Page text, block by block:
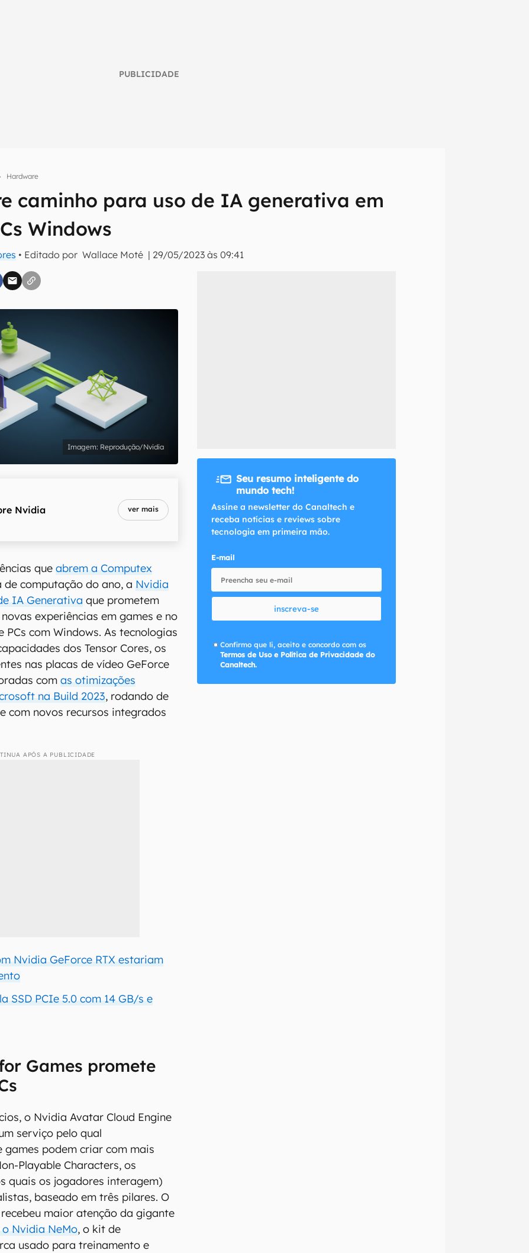
PUBLICIDADE
Hardware
caminho para uso de IA generativa em
Windows
• Editado por Wallace Moté | 29/05/2023 às 09:41
inteligente do mundo tech!
do Canaltech e receba notícias e reviews sobre tecnologia em primeira
aceito e concordo com os
Reprodução/Nvidia
Nvidia ver mais
queabrem a Computex
de computação do ano, a Nvidia
IA Generativa que prometem
experiências em games e no
PCs com Windows. As tecnologias
dos Tensor Cores, os
nas placas de vídeo GeForce
comas otimizações
na Build 2023, rodando de
com novos recursos integrados
APÓS A PUBLICIDADE
Nvidia GeForce RTX estariam
SSD PCIe 5.0 com 14 GB/s e
Games promete
o Nvidia Avatar Cloud Engine
serviço pelo qual
games podem criar com mais
Playable Characters, os
quais os jogadores interagem)
baseado em três pilares. O
maior atenção da gigante
o Nvidia NeMo, o kit de
usado para treinamento e
Seu resumo inteligente do
mundo tech!
Assine a newsletter do Canaltech e
receba notícias e reviews sobre
tecnologia em primeira mão.
E-mail
inscreva-se
Confirmo que li, aceito e concordo com os
Termos de Uso e Política de Privacidade do
Canaltech.